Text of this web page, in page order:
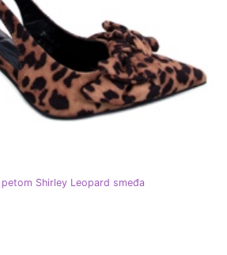
Shirley Leopard smeđa